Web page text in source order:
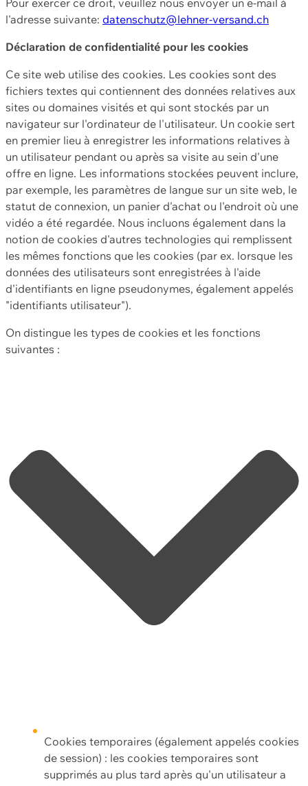
l'adresse suivante: datenschutz@lehner-versand.ch
Déclaration de confidentialité pour les cookies
Ce site web utilise des cookies. Les cookies sont des
fichiers textes qui contiennent des données relatives aux
sites ou domaines visités et qui sont stockés par un
navigateur sur l'ordinateur de l'utilisateur. Un cookie sert
en premier lieu à enregistrer les informations relatives à
un utilisateur pendant ou après sa visite au sein d'une
offre en ligne. Les informations stockées peuvent inclure,
par exemple, les paramètres de langue sur un site web, le
statut de connexion, un panier d'achat ou l'endroit où une
vidéo a été regardée. Nous incluons également dans la
notion de cookies d'autres technologies qui remplissent
les mêmes fonctions que les cookies (par ex. lorsque les
données des utilisateurs sont enregistrées à l'aide
d'identifiants en ligne pseudonymes, également appelés
"identifiants utilisateur").
On distingue les types de cookies et les fonctions
suivantes :
Cookies temporaires (également appelés cookies
de session) : les cookies temporaires sont
supprimés au plus tard après qu'un utilisateur a